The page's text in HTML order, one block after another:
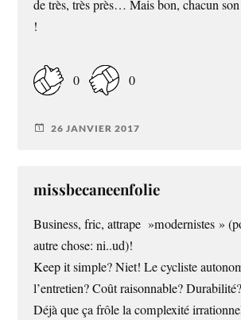
de très, très près… Mais bon, chacun
!
0 0
26 JANVIER 2017
missbecaneenfolie
Business, fric, attrape »modernistes »
autre chose: ni..ud)!
Keep it simple? Niet! Le cycliste
l’entretien? Coût raisonnable?
Déjà que ça frôle la complexité